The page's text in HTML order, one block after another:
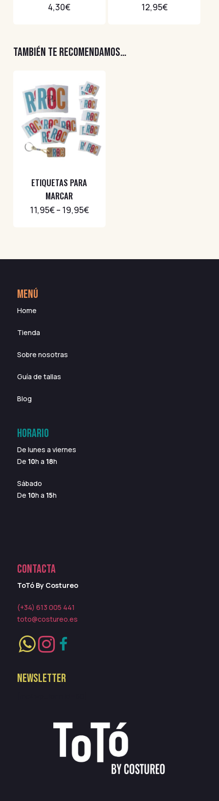
4,30€ 12,95€
TAMBIÉN TE RECOMENDAMOS…
ETIQUETAS PARA
MARCAR
11,95€– 19,95€
MENÚ
Home
Tienda
Sobre nosotras
Guía de tallas
Blog
HORARIO
De lunes a viernes
De 10h a 18h
Sábado
De 10h a 15h
CONTACTA
ToTó By Costureo
(+34) 613 005 441
toto@costureo.es
NEWSLETTER